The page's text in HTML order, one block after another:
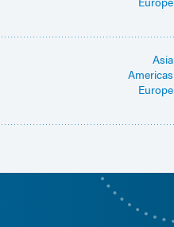
Asia
Americas
Europe